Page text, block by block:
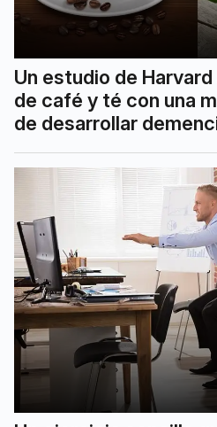
Un estudio de
de café y té con una
de desarrollar